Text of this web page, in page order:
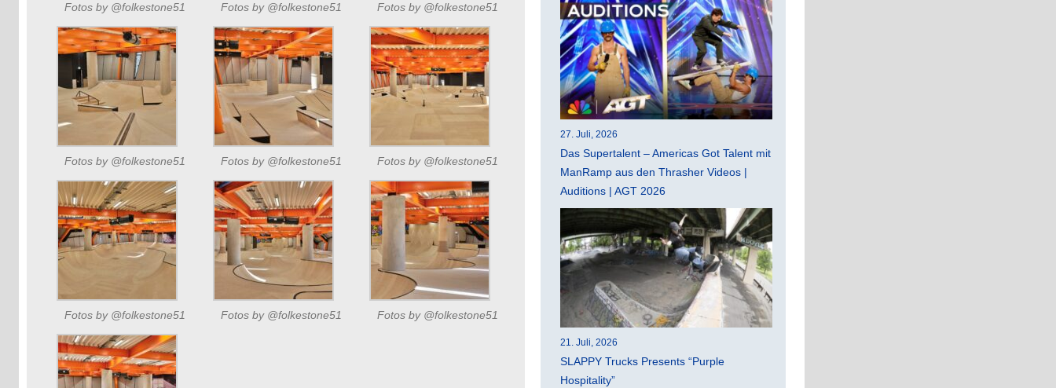
Fotos by @folkestone51 Fotos by @folkestone51 Fotos by @folkestone51
Fotos by @folkestone51 Fotos by @folkestone51 Fotos by @folkestone51
Fotos by @folkestone51 Fotos by @folkestone51 Fotos by @folkestone51
27. Juli, 2026
Das Supertalent – Americas Got Talent mit
ManRamp aus den Thrasher Videos |
Auditions | AGT 2026
21. Juli, 2026
SLAPPY Trucks Presents “Purple
Hospitality”